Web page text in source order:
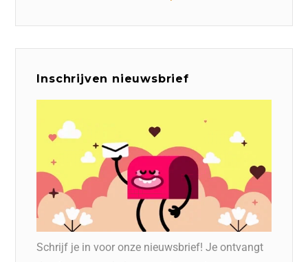
Inschrijven nieuwsbrief
Schrijf je in voor onze nieuwsbrief! Je ontvangt